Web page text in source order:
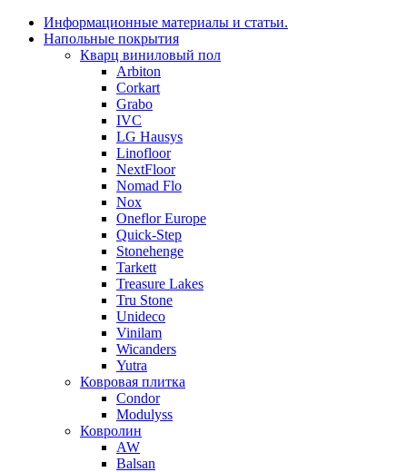
Информационные материалы и статьи.
Напольные покрытия
Кварц виниловый пол
Arbiton
Corkart
Grabo
IVC
LG Hausys
Linofloor
NextFloor
Nomad Flo
Nox
Oneflor Europe
Quick-Step
Stonehenge
Tarkett
Treasure Lakes
Tru Stone
Unideco
Vinilam
Wicanders
Yutra
Ковровая плитка
Condor
Modulyss
Ковролин
AW
Balsan